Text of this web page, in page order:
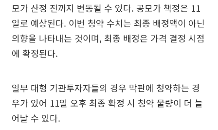
모가 산정 전까지 변동될 수 있다. 공모가 책정은 11
일로 예상된다. 이번 청약 수치는 최종 배정액이 아닌
의향을 나타내는 것이며, 최종 배정은 가격 결정 시점
에 확정된다.
일부 대형 기관투자자들의 경우 막판에 청약하는 경
우가 있어 11일 오후 최종 확정 시 청약 물량이 더 늘
어날 수 있다.